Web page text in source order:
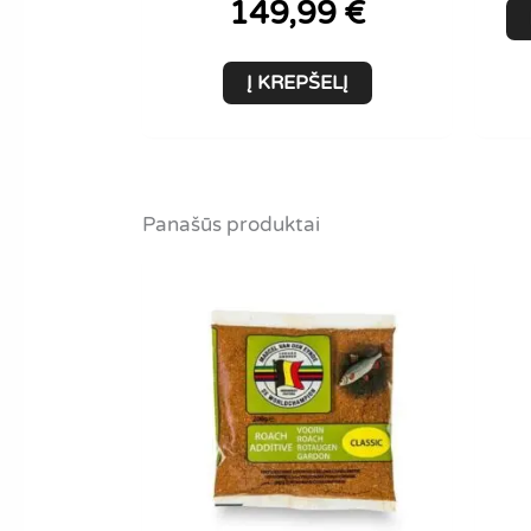
149,99 €
Į KREPŠELĮ
Panašūs produktai